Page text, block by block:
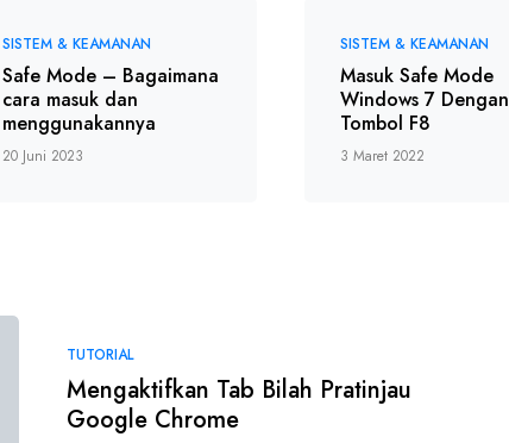
SISTEM & KEAMANAN
Safe Mode – Bagaimana
cara masuk dan
menggunakannya
20 Juni 2023
SISTEM & KEAMANAN
Masuk Safe Mode
Windows 7 Dengan
Tombol F8
3 Maret 2022
TUTORIAL
Mengaktifkan Tab Bilah Pratinjau
Google Chrome